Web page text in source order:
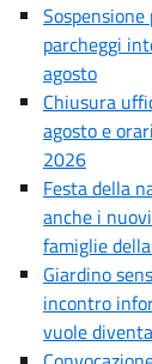
parcheggi
agosto
Chiusura
agosto e
2026
Festa della
anche i
famiglie
Giardino
incontro
vuole